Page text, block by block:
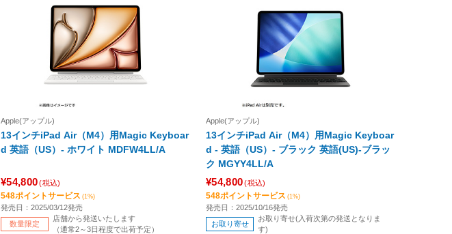
Apple(アップル)
13インチiPad Air（M4）用Magic Keyboar
d 英語（US）- ホワイト MDFW4LL/A
¥54,800(税込)
548ポイントサービス (1%)
発売日：2025/03/12発売
数量限定
店舗から発送いたします
（通常2～3日程度で出荷予定）
Apple(アップル)
13インチiPad Air（M4）用Magic Keyboar
d - 英語（US）- ブラック 英語(US)-ブラッ
ク MGYY4LL/A
¥54,800(税込)
548ポイントサービス (1%)
発売日：2025/10/16発売
お取り寄せ
お取り寄せ(入荷次第の発送となりま
す)